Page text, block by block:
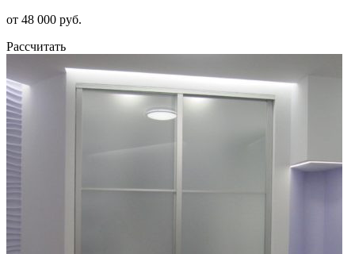
от 48 000 руб.
Рассчитать